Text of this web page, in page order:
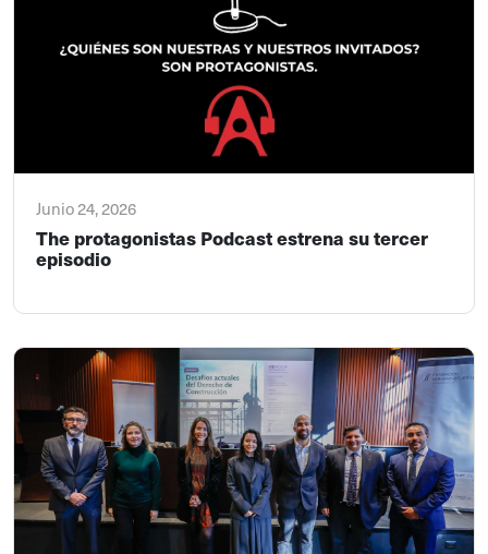
Junio 24, 2026
The protagonistas Podcast estrena su tercer
episodio